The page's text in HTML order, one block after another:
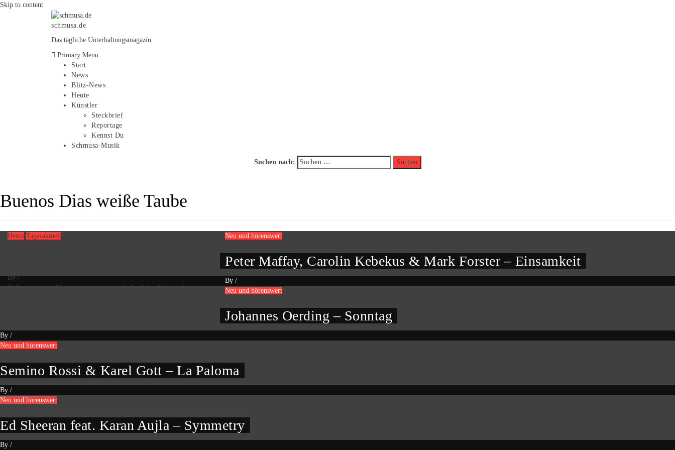
Skip to content
schmusa.de
Das tägliche Unterhaltungsmagazin
Primary Menu
Start
News
Blitz-News
Heute
Künstler
Steckbrief
Reportage
Kennst Du
Schmusa-Musik
Suchen nach:
Buenos Dias weiße Taube
Heute Tagesaktuell
By /
Hallo und guten Morgen,auch wenn am 2. April der “Geh zu Fuß zur
Neu und hörenswert
Peter Maffay, Carolin Kebekus & Mark Forster – Einsamkeit
By /
Neu und hörenswert
Johannes Oerding – Sonntag
By /
Neu und hörenswert
Semino Rossi & Karel Gott – La Paloma
By /
Neu und hörenswert
Ed Sheeran feat. Karan Aujla – Symmetry
By /